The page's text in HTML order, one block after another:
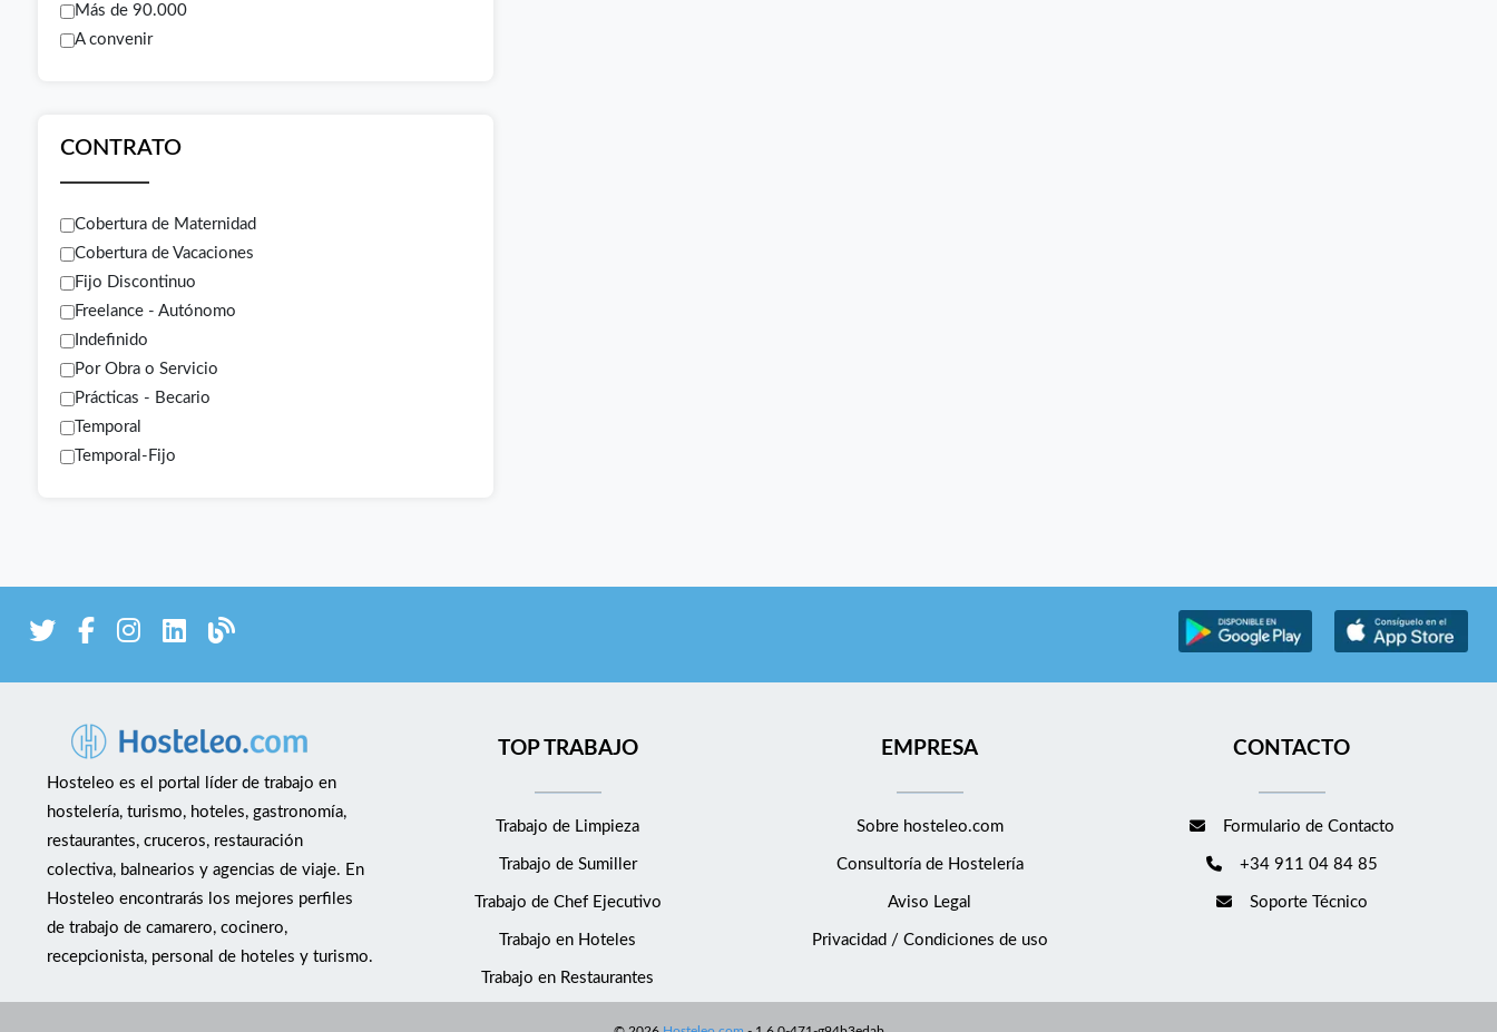
Más de 90.000
A convenir
CONTRATO
Cobertura de Maternidad
Cobertura de Vacaciones
Fijo Discontinuo
Freelance - Autónomo
Indefinido
Por Obra o Servicio
Prácticas - Becario
Temporal
Temporal-Fijo
Hosteleo es el portal líder de trabajo en
hostelería, turismo, hoteles, gastronomía,
restaurantes, cruceros, restauración
colectiva, balnearios y agencias de viaje. En
Hosteleo encontrarás los mejores perfiles
de trabajo de camarero, cocinero,
recepcionista, personal de hoteles y turismo.
TOP TRABAJO
Trabajo de Limpieza
Trabajo de Sumiller
Trabajo de Chef Ejecutivo
Trabajo en Hoteles
Trabajo en Restaurantes
EMPRESA
Sobre hosteleo.com
Consultoría de Hostelería
Aviso Legal
Privacidad / Condiciones de uso
CONTACTO
Formulario de Contacto
+34 911 04 84 85
Soporte Técnico